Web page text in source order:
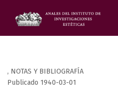
, NOTAS Y BIBLIOGRAFÍA
Publicado 1940-03-01